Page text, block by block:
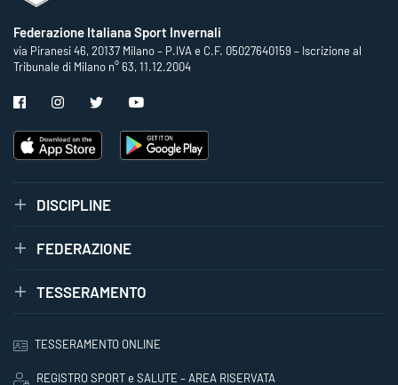
Federazione Italiana Sport Invernali
via Piranesi 46, 20137 Milano – P.IVA e C.F. 05027640159 – Iscrizione al
Tribunale di Milano n° 63, 11.12.2004
DISCIPLINE
FEDERAZIONE
TESSERAMENTO
TESSERAMENTO ONLINE
REGISTRO SPORT e SALUTE – AREA RISERVATA